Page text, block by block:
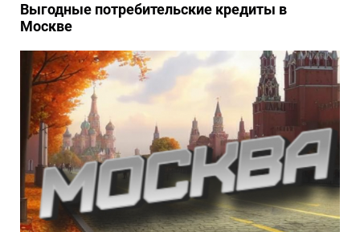
Выгодные потребительские кредиты в
Москве